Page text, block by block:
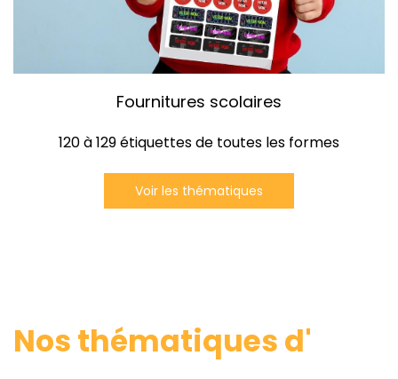
Fournitures scolaires
120 à 129 étiquettes de toutes les formes
Voir les thématiques
​Nos thématiques d'​